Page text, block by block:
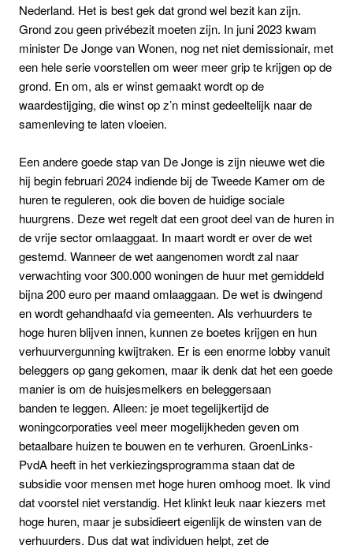
Nederland. Het is best gek dat grond wel bezit kan zijn.
Grond zou geen privébezit moeten zijn. In juni 2023 kwam
minister De Jonge van Wonen, nog net niet demissionair, met
een hele serie voorstellen om weer meer grip te krijgen op de
grond. En om, als er winst gemaakt wordt op de
waardestijging, die winst op z’n minst gedeeltelijk naar de
samenleving te laten vloeien.
Een andere goede stap van De Jonge is zijn nieuwe wet die
hij begin februari 2024 indiende bij de Tweede Kamer om de
huren te reguleren, ook die boven de huidige sociale
huurgrens. Deze wet regelt dat een groot deel van de huren in
de vrije sector omlaaggaat. In maart wordt er over de wet
gestemd. Wanneer de wet aangenomen wordt zal naar
verwachting voor 300.000 woningen de huur met gemiddeld
bijna 200 euro per maand omlaaggaan. De wet is dwingend
en wordt gehandhaafd via gemeenten. Als verhuurders te
hoge huren blijven innen, kunnen ze boetes krijgen en hun
verhuurvergunning kwijtraken. Er is een enorme lobby vanuit
beleggers op gang gekomen, maar ik denk dat het een goede
manier is om de huisjesmelkers en beleggersaan
banden te leggen. Alleen: je moet tegelijkertijd de
woningcorporaties veel meer mogelijkheden geven om
betaalbare huizen te bouwen en te verhuren. GroenLinks-
PvdA heeft in het verkiezingsprogramma staan dat de
subsidie voor mensen met hoge huren omhoog moet. Ik vind
dat voorstel niet verstandig. Het klinkt leuk naar kiezers met
hoge huren, maar je subsidieert eigenlijk de winsten van de
verhuurders. Dus dat wat individuen helpt, zet de